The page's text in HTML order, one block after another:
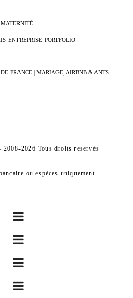
MATERNITÉ
ENTREPRISE PORTFOLIO
FRANCE | MARIAGE, AIRBNB & ANTS
2026 Tous droits reservés
ou espèces uniquement